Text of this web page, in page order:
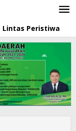
Lintas Peristiwa